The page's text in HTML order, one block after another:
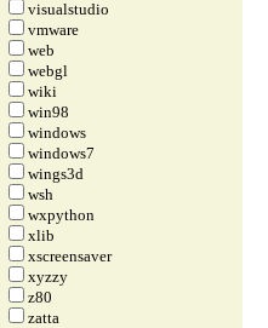
visualstudio
vmware
web
webgl
wiki
win98
windows
windows7
wings3d
wsh
wxpython
xlib
xscreensaver
xyzzy
z80
zatta